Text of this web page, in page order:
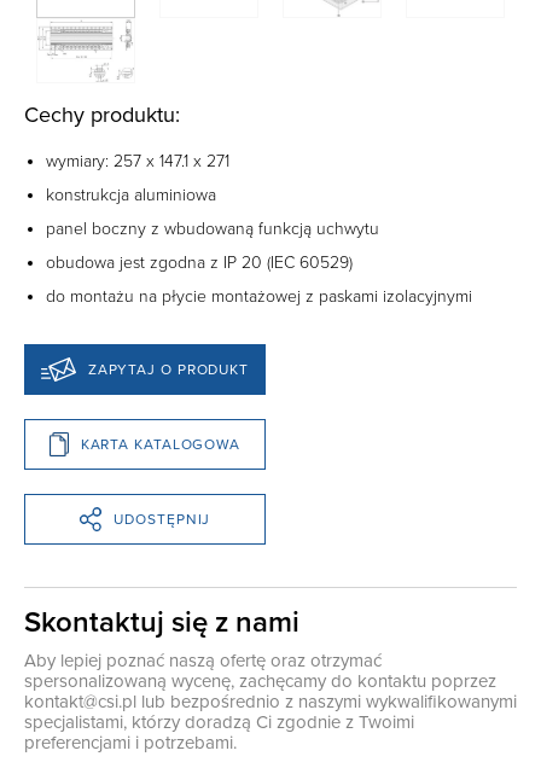
Cechy produktu:
wymiary: 257 x 147.1 x 271
konstrukcja aluminiowa
panel boczny z wbudowaną funkcją uchwytu
obudowa jest zgodna z IP 20 (IEC 60529)
do montażu na płycie montażowej z paskami izolacyjnymi
ZAPYTAJ O PRODUKT
KARTA KATALOGOWA
UDOSTĘPNIJ
Skontaktuj się z nami
Aby lepiej poznać naszą ofertę oraz otrzymać
spersonalizowaną wycenę, zachęcamy do kontaktu poprzez
kontakt@csi.pl lub bezpośrednio z naszymi wykwalifikowanymi
specjalistami, którzy doradzą Ci zgodnie z Twoimi
preferencjami i potrzebami.